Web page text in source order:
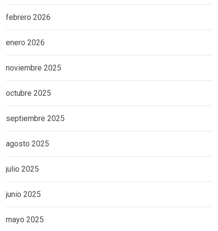
febrero 2026
enero 2026
noviembre 2025
octubre 2025
septiembre 2025
agosto 2025
julio 2025
junio 2025
mayo 2025